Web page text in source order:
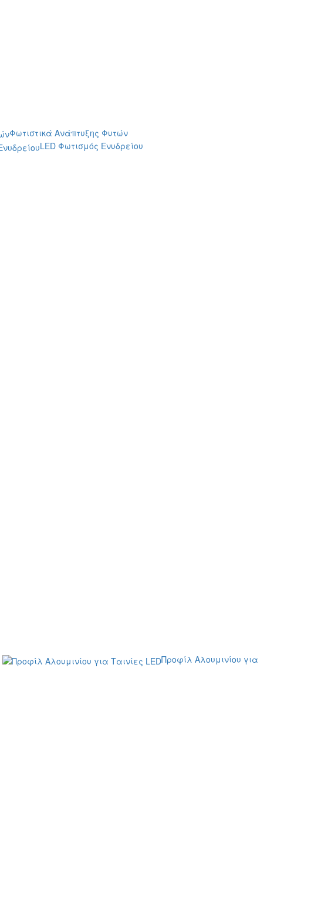
Φωτιστικά Ανάπτυξης Φυτών
LED Φωτισμός Ενυδρείου
Προφίλ Αλουμινίου για